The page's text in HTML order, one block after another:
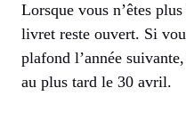
Lorsque vous n’êtes
livret reste ouvert. Si
plafond l’année
au plus tard le 30 avril.